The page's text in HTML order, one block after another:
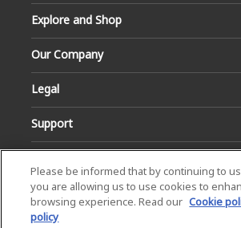
Explore and Shop
Our Company
Legal
Support
Please be informed that by continuing to
you are allowing us to use cookies to
browsing experience. Read our Cookie
policy